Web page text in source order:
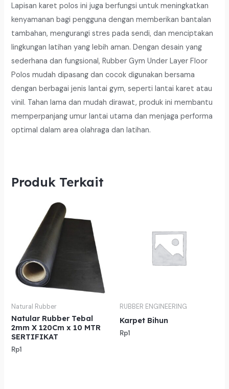
Meter
Lapisan karet polos ini juga berfungsi untuk meningkatkan
kenyamanan bagi pengguna dengan memberikan bantalan
tambahan, mengurangi stres pada sendi, dan menciptakan
lingkungan latihan yang lebih aman. Dengan desain yang
sederhana dan fungsional, Rubber Gym Under Layer Floor
Polos mudah dipasang dan cocok digunakan bersama
dengan berbagai jenis lantai gym, seperti lantai karet atau
vinil. Tahan lama dan mudah dirawat, produk ini membantu
memperpanjang umur lantai utama dan menjaga performa
optimal dalam area olahraga dan latihan.
Produk Terkait
Natural Rubber
Natular Rubber Tebal
2mm X 120Cm x 10 MTR
SERTIFIKAT
Rp1
RUBBER ENGINEERING
Karpet Bihun
Rp1